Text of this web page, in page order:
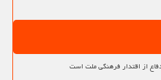
از اقتدار فرهنگی ملت است